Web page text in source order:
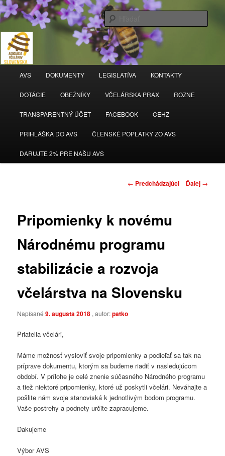
AVS
Preskočiť
na
primárny
AVS DOKUMENTY LEGISLATÍVA KONTAKTY
DOTÁCIE OBEŽNÍKY VČELÁRSKA PRAX ROZNE
TRANSPARENTNÝ ÚČET FACEBOOK CEHZ
PRIHLÁŠKA DO AVS ČLENSKÉ POPLATKY ZO AVS
DARUJTE 2% PRE NAŠU AVS
Navigácia
← Predchádzajúci Ďalej →
Pripomienky k novému
Národnému programu
stabilizácie a rozvoja
včelárstva na Slovensku
Napísané9. augusta 2018 , autor:patko
Priatelia včelári,
Máme možnosť vysloviť svoje pripomienky a podieľať sa tak na
príprave dokumentu, ktorým sa budeme riadiť v nasledujúcom
období. V prílohe je celé znenie súčasného Národného programu
a tiež niektoré pripomienky, ktoré už poskytli včelári. Neváhajte a
pošlite nám svoje stanoviská k jednotlivým bodom programu.
Vaše postrehy a podnety určite zapracujeme.
Ďakujeme
Výbor AVS